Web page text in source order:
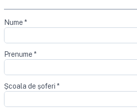
Nume *
Prenume *
Școala de șoferi *